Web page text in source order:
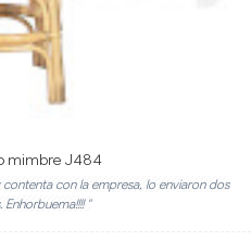
mimbre J484
con la empresa, lo enviaron dos
Enhorbuema!!!! "